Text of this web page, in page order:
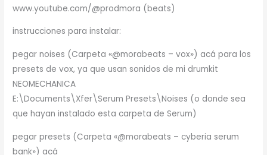
www.youtube.com/@prodmora (beats)
instrucciones para instalar:
pegar noises (Carpeta «@morabeats – vox») acá para los
presets de vox, ya que usan sonidos de mi drumkit
NEOMECHANICA
E:\Documents\Xfer\Serum Presets\Noises (o donde sea
que hayan instalado esta carpeta de Serum)
pegar presets (Carpeta «@morabeats – cyberia serum
bank») acá